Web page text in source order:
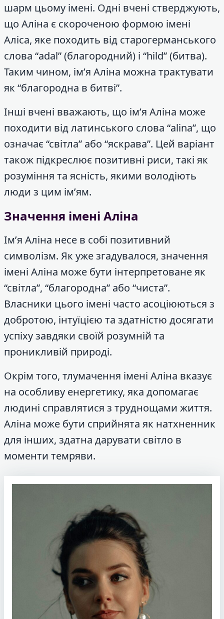
шарм цьому імені. Одні вчені стверджують,
що Аліна є скороченою формою імені
Аліса, яке походить від старогерманського
слова “adal” (благородний) і “hild” (битва).
Таким чином, ім’я Аліна можна трактувати
як “благородна в битві”.
Інші вчені вважають, що ім’я Аліна може
походити від латинського слова “alina”, що
означає “світла” або “яскрава”. Цей варіант
також підкреслює позитивні риси, такі як
розуміння та ясність, якими володіють
люди з цим ім’ям.
Значення імені Аліна
Ім’я Аліна несе в собі позитивний
символізм. Як уже згадувалося, значення
імені Аліна може бути інтерпретоване як
“світла”, “благородна” або “чиста”.
Власники цього імені часто асоціюються з
добротою, інтуїцією та здатністю досягати
успіху завдяки своїй розумній та
проникливій природі.
Окрім того, тлумачення імені Аліна вказує
на особливу енергетику, яка допомагає
людині справлятися з труднощами життя.
Аліна може бути сприйнята як натхненник
для інших, здатна дарувати світло в
моменти темряви.